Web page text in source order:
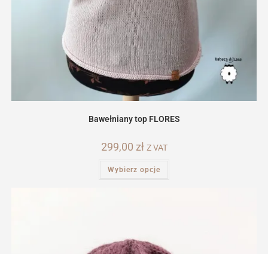
Bawełniany top FLORES
299,00 zł Z VAT
Wybierz opcje